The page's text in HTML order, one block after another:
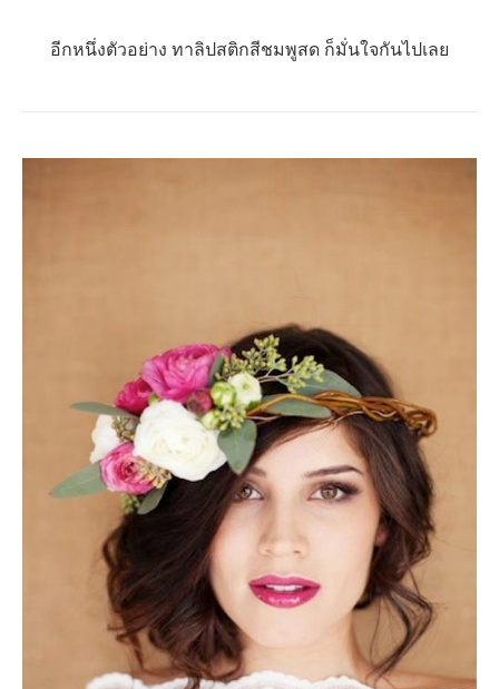
อีกหนึ่งตัวอย่าง ทาลิปสติกสีชมพูสด ก็มั่นใจกันไปเลย